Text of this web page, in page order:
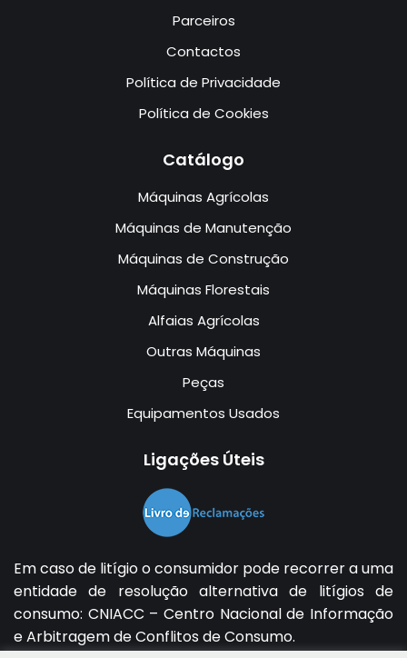
Parceiros
Contactos
Política de Privacidade
Política de Cookies
Catálogo
Máquinas Agrícolas
Máquinas de Manutenção
Máquinas de Construção
Máquinas Florestais
Alfaias Agrícolas
Outras Máquinas
Peças
Equipamentos Usados
Ligações Úteis
Em caso de litígio o consumidor pode recorrer a uma
entidade de resolução alternativa de litígios de
consumo: CNIACC – Centro Nacional de Informação
e Arbitragem de Conflitos de Consumo.